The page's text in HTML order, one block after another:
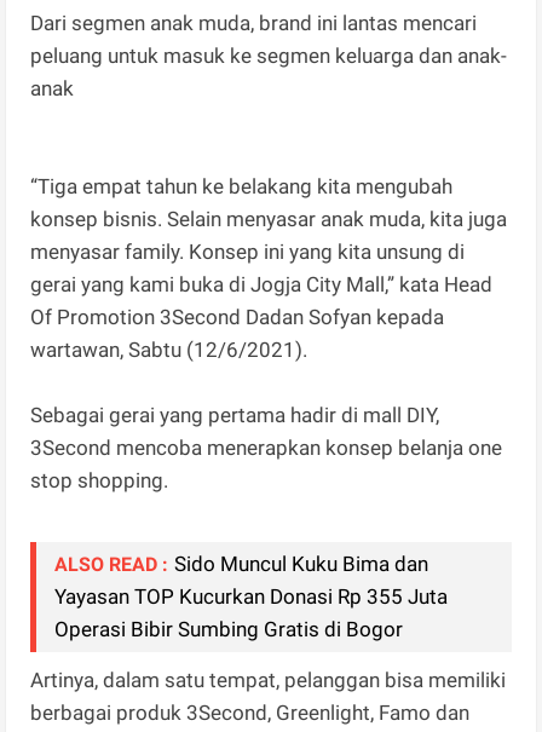
Dari segmen anak muda, brand ini lantas mencari
peluang untuk masuk ke segmen keluarga dan anak-
anak
“Tiga empat tahun ke belakang kita mengubah
konsep bisnis. Selain menyasar anak muda, kita juga
menyasar family. Konsep ini yang kita unsung di
gerai yang kami buka di Jogja City Mall,” kata Head
Of Promotion 3Second Dadan Sofyan kepada
wartawan, Sabtu (12/6/2021).
Sebagai gerai yang pertama hadir di mall DIY,
3Second mencoba menerapkan konsep belanja one
stop shopping.
ALSO READ : Sido Muncul Kuku Bima dan
Yayasan TOP Kucurkan Donasi Rp 355 Juta
Operasi Bibir Sumbing Gratis di Bogor
Artinya, dalam satu tempat, pelanggan bisa memiliki
berbagai produk 3Second, Greenlight, Famo dan